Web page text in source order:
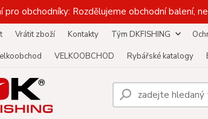
pro obchodníky: Rozdělujeme obchodní balení,
Vrátit zboží Kontakty Tým DKFISHING
VELKOOBCHOD Rybářské katalogy